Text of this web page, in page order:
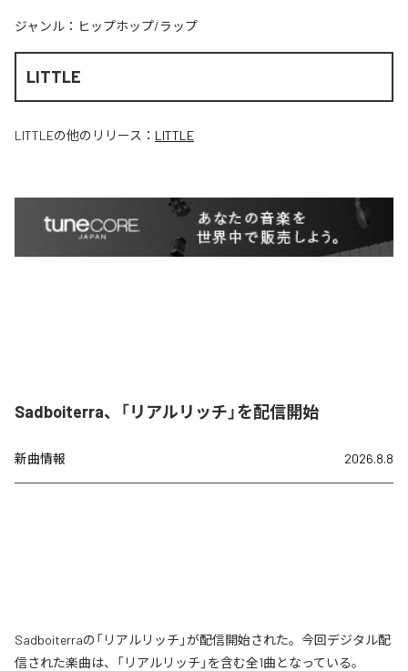
ジャンル： ヒップホップ/ラップ
LITTLE
LITTLEの他のリリース： LITTLE
Sadboiterra、「リアルリッチ」を配信開始
新曲情報 2026.8.8
Sadboiterraの「リアルリッチ」が配信開始された。今回デジタル配
信された楽曲は、「リアルリッチ」を含む全1曲となっている。